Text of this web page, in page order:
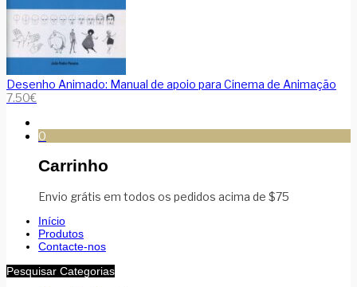
Desenho Animado: Manual de apoio para Cinema de Animação
7.50€
0
Carrinho
Envio grátis em todos os pedidos acima de $75
Início
Produtos
Contacte-nos
Pesquisar Categorias